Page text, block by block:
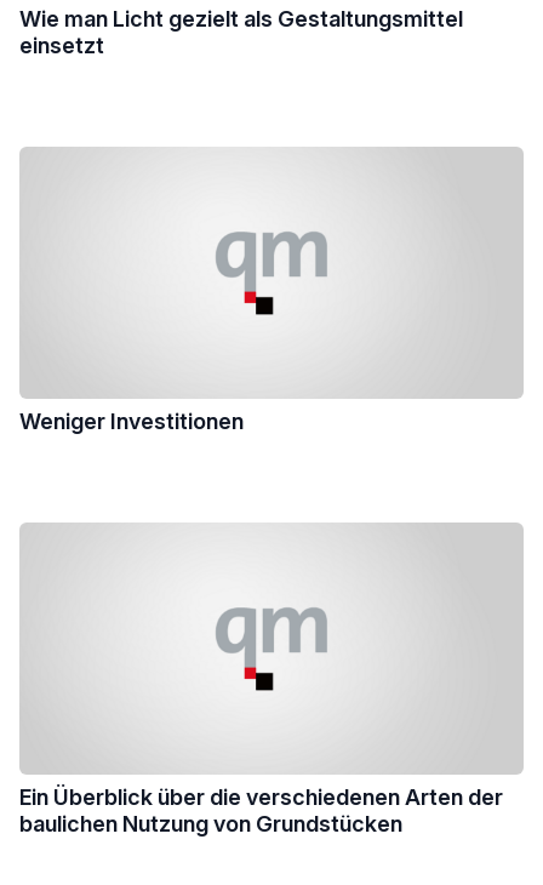
Wie man Licht gezielt als Gestaltungsmittel
einsetzt
Weniger Investitionen
Ein Überblick über die verschiedenen Arten der
baulichen Nutzung von Grundstücken